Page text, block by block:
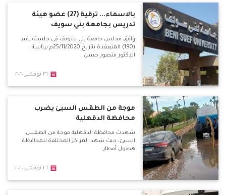
بالاسماء... ترقية (27) عضو هيئة
تدريس بجامعة بني سويف
وافق مجلس جامعة بني سويف في جلسته رقم
(190) المنعقدة بتاريخ 25/11/2020م برئاسة
الدكتور منصور حسن
٢٦ نوفمبر ٢٠٢٠
موجة من الطقس السيئ يضرب
محافظة الدقهلية
شهدت محافظة الدقهلية موجة من الطقس
السيئ، حيث شهد المراكز المختلفة للمحافظة
هطول أمطار
٢٦ نوفمبر ٢٠٢٠